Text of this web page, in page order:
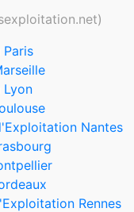
Nantes
Rennes